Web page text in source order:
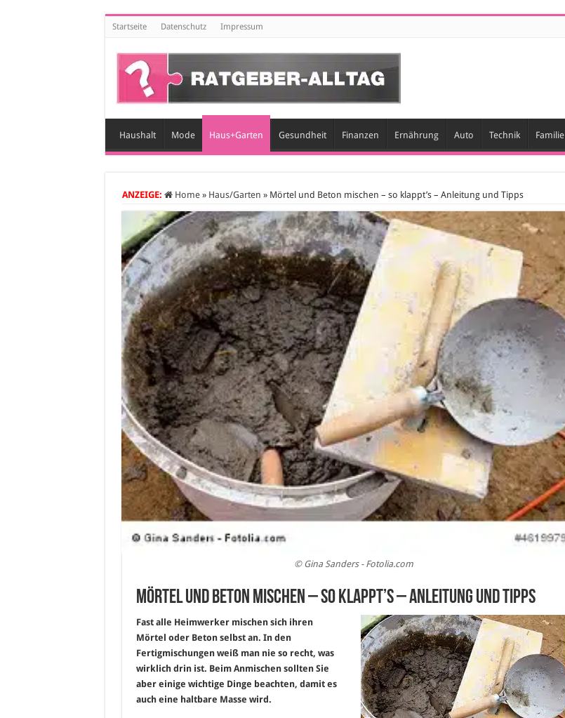
Startseite Datenschutz Impressum
Haushalt Mode Haus+Garten Gesundheit Finanzen Ernährung Auto Technik Familie
ANZEIGE: Home » Haus/Garten » Mörtel und Beton mischen – so klappt’s – Anleitung und Tipps
© Gina Sanders - Fotolia.com
Mörtel und Beton mischen – so klappt’s – Anleitung und Tipps
Fast alle Heimwerker mischen sich ihren
Mörtel oder Beton selbst an. In den
Fertigmischungen weiß man nie so recht, was
wirklich drin ist. Beim Anmischen sollten Sie
aber einige wichtige Dinge beachten, damit es
auch eine haltbare Masse wird.